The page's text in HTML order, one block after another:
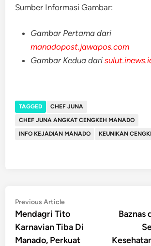
Sumber Informasi Gambar:
Gambar Pertama dari
manadopost.jawapos.com
Gambar Kedua dari
TAGGED
CHEF JUNA
CHEF JUNA ANGKAT CENGKEH MANADO
INFO KEJADIAN MANADO
KEUNIKAN
Post
navigation
Previous ArticlePrevious
article:
Mendagri Tito
Karnavian Tiba Di
Manado, Perkuat
Baznas